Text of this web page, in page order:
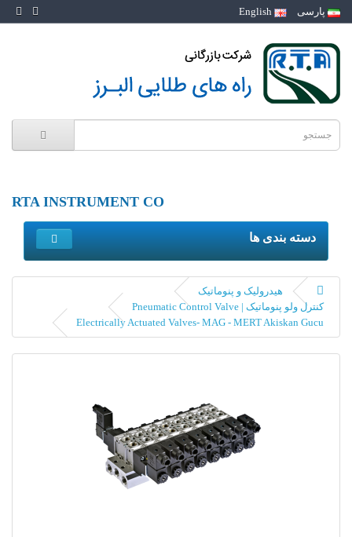
پارسی
RTA INSTRUMENT CO
دسته بندی ها
هیدرولیک و پنوماتیک
کنترل ولو پنوماتیک | Pneumatic Control Valve
Electrically Actuated Valves- MAG - MERT Akiskan Gucu